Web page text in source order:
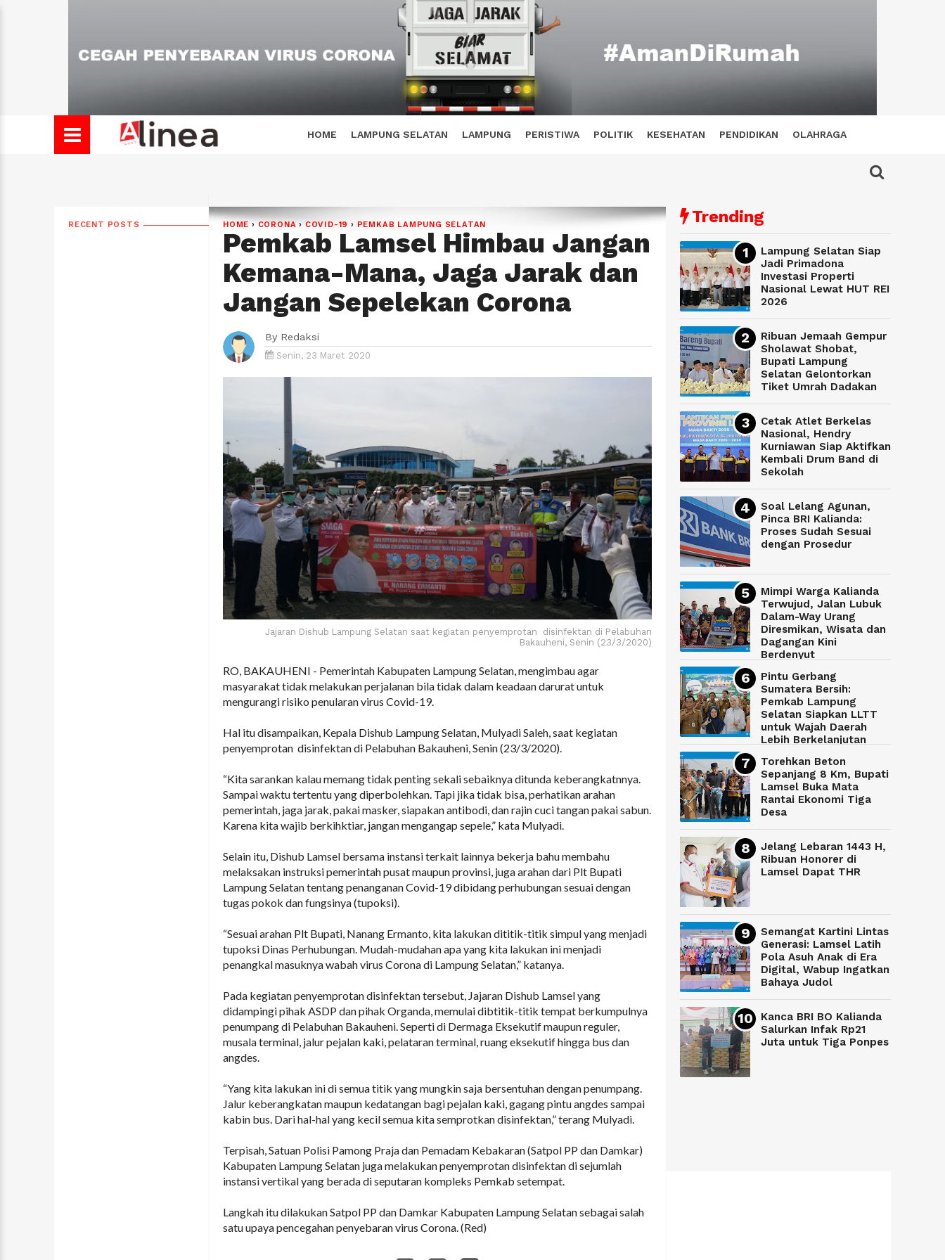
HOME LAMPUNG SELATAN LAMPUNG PERISTIWA POLITIK KESEHATAN PENDIDIKAN OLAHRAGA
RECENT POSTS HOME › CORONA › COVID-19 › PEMKAB LAMPUNG SELATAN
Pemkab Lamsel Himbau Jangan
Kemana-Mana, Jaga Jarak dan
Jangan Sepelekan Corona
By Redaksi
Senin, 23 Maret 2020
Jajaran Dishub Lampung Selatan saat kegiatan penyemprotan disinfektan di Pelabuhan
Bakauheni, Senin (23/3/2020)
RO, BAKAUHENI - Pemerintah Kabupaten Lampung Selatan, mengimbau agar
masyarakat tidak melakukan perjalanan bila tidak dalam keadaan darurat untuk
mengurangi risiko penularan virus Covid-19.
Hal itu disampaikan, Kepala Dishub Lampung Selatan, Mulyadi Saleh, saat kegiatan
penyemprotan disinfektan di Pelabuhan Bakauheni, Senin (23/3/2020).
“Kita sarankan kalau memang tidak penting sekali sebaiknya ditunda keberangkatnnya.
Sampai waktu tertentu yang diperbolehkan. Tapi jika tidak bisa, perhatikan arahan
pemerintah, jaga jarak, pakai masker, siapakan antibodi, dan rajin cuci tangan pakai sabun.
Karena kita wajib berkihktiar, jangan mengangap sepele,” kata Mulyadi.
Selain itu, Dishub Lamsel bersama instansi terkait lainnya bekerja bahu membahu
melaksakan instruksi pemerintah pusat maupun provinsi, juga arahan dari Plt Bupati
Lampung Selatan tentang penanganan Covid-19 dibidang perhubungan sesuai dengan
tugas pokok dan fungsinya (tupoksi).
“Sesuai arahan Plt Bupati, Nanang Ermanto, kita lakukan dititik-titik simpul yang menjadi
tupoksi Dinas Perhubungan. Mudah-mudahan apa yang kita lakukan ini menjadi
penangkal masuknya wabah virus Corona di Lampung Selatan,” katanya.
Pada kegiatan penyemprotan disinfektan tersebut, Jajaran Dishub Lamsel yang
didampingi pihak ASDP dan pihak Organda, memulai dibtitik-titik tempat berkumpulnya
penumpang di Pelabuhan Bakauheni. Seperti di Dermaga Eksekutif maupun reguler,
musala terminal, jalur pejalan kaki, pelataran terminal, ruang eksekutif hingga bus dan
angdes.
“Yang kita lakukan ini di semua titik yang mungkin saja bersentuhan dengan penumpang.
Jalur keberangkatan maupun kedatangan bagi pejalan kaki, gagang pintu angdes sampai
kabin bus. Dari hal-hal yang kecil semua kita semprotkan disinfektan,” terang Mulyadi.
Terpisah, Satuan Polisi Pamong Praja dan Pemadam Kebakaran (Satpol PP dan Damkar)
Kabupaten Lampung Selatan juga melakukan penyemprotan disinfektan di sejumlah
instansi vertikal yang berada di seputaran kompleks Pemkab setempat.
Langkah itu dilakukan Satpol PP dan Damkar Kabupaten Lampung Selatan sebagai salah
satu upaya pencegahan penyebaran virus Corona. (Red)
Trending
Lampung Selatan Siap
Jadi Primadona
Investasi Properti
Nasional Lewat HUT REI
2026
Ribuan Jemaah Gempur
Sholawat Shobat,
Bupati Lampung
Selatan Gelontorkan
Tiket Umrah Dadakan
Cetak Atlet Berkelas
Nasional, Hendry
Kurniawan Siap Aktifkan
Kembali Drum Band di
Sekolah
Soal Lelang Agunan,
Pinca BRI Kalianda:
Proses Sudah Sesuai
dengan Prosedur
Mimpi Warga Kalianda
Terwujud, Jalan Lubuk
Dalam-Way Urang
Diresmikan, Wisata dan
Dagangan Kini
Berdenyut
Pintu Gerbang
Sumatera Bersih:
Pemkab Lampung
Selatan Siapkan LLTT
untuk Wajah Daerah
Lebih Berkelanjutan
Torehkan Beton
Sepanjang 8 Km, Bupati
Lamsel Buka Mata
Rantai Ekonomi Tiga
Desa
Jelang Lebaran 1443 H,
Ribuan Honorer di
Lamsel Dapat THR
Semangat Kartini Lintas
Generasi: Lamsel Latih
Pola Asuh Anak di Era
Digital, Wabup Ingatkan
Bahaya Judol
Kanca BRI BO Kalianda
Salurkan Infak Rp21
Juta untuk Tiga Ponpes